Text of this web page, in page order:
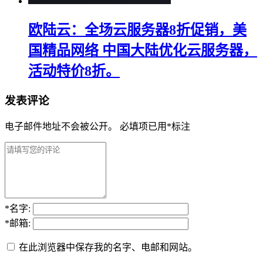
欧陆云：全场云服务器8折促销，美
国精品网络 中国大陆优化云服务器，
活动特价8折。
发表评论
电子邮件地址不会被公开。 必填项已用 *标注
*名字:
*邮箱:
在此浏览器中保存我的名字、电邮和网站。